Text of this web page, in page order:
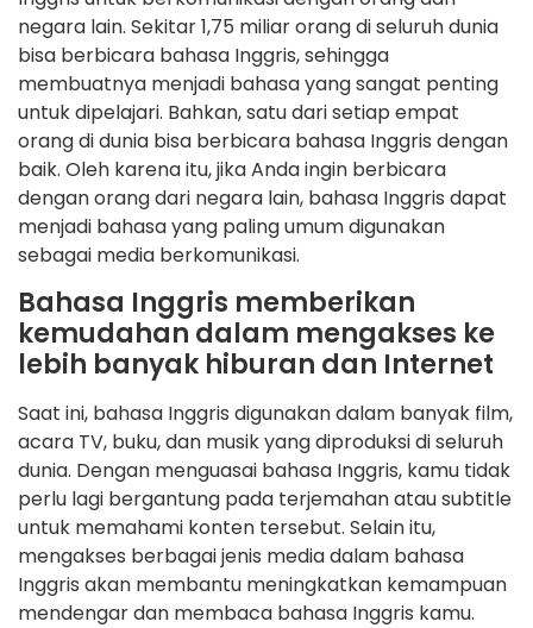
negara lain. Sekitar 1,75 miliar orang di seluruh dunia
bisa berbicara bahasa Inggris, sehingga
membuatnya menjadi bahasa yang sangat penting
untuk dipelajari. Bahkan, satu dari setiap empat
orang di dunia bisa berbicara bahasa Inggris dengan
baik. Oleh karena itu, jika Anda ingin berbicara
dengan orang dari negara lain, bahasa Inggris dapat
menjadi bahasa yang paling umum digunakan
sebagai media berkomunikasi.
Bahasa Inggris memberikan
kemudahan dalam mengakses ke
lebih banyak hiburan dan Internet
Saat ini, bahasa Inggris digunakan dalam banyak film,
acara TV, buku, dan musik yang diproduksi di seluruh
dunia. Dengan menguasai bahasa Inggris, kamu tidak
perlu lagi bergantung pada terjemahan atau subtitle
untuk memahami konten tersebut. Selain itu,
mengakses berbagai jenis media dalam bahasa
Inggris akan membantu meningkatkan kemampuan
mendengar dan membaca bahasa Inggris kamu.